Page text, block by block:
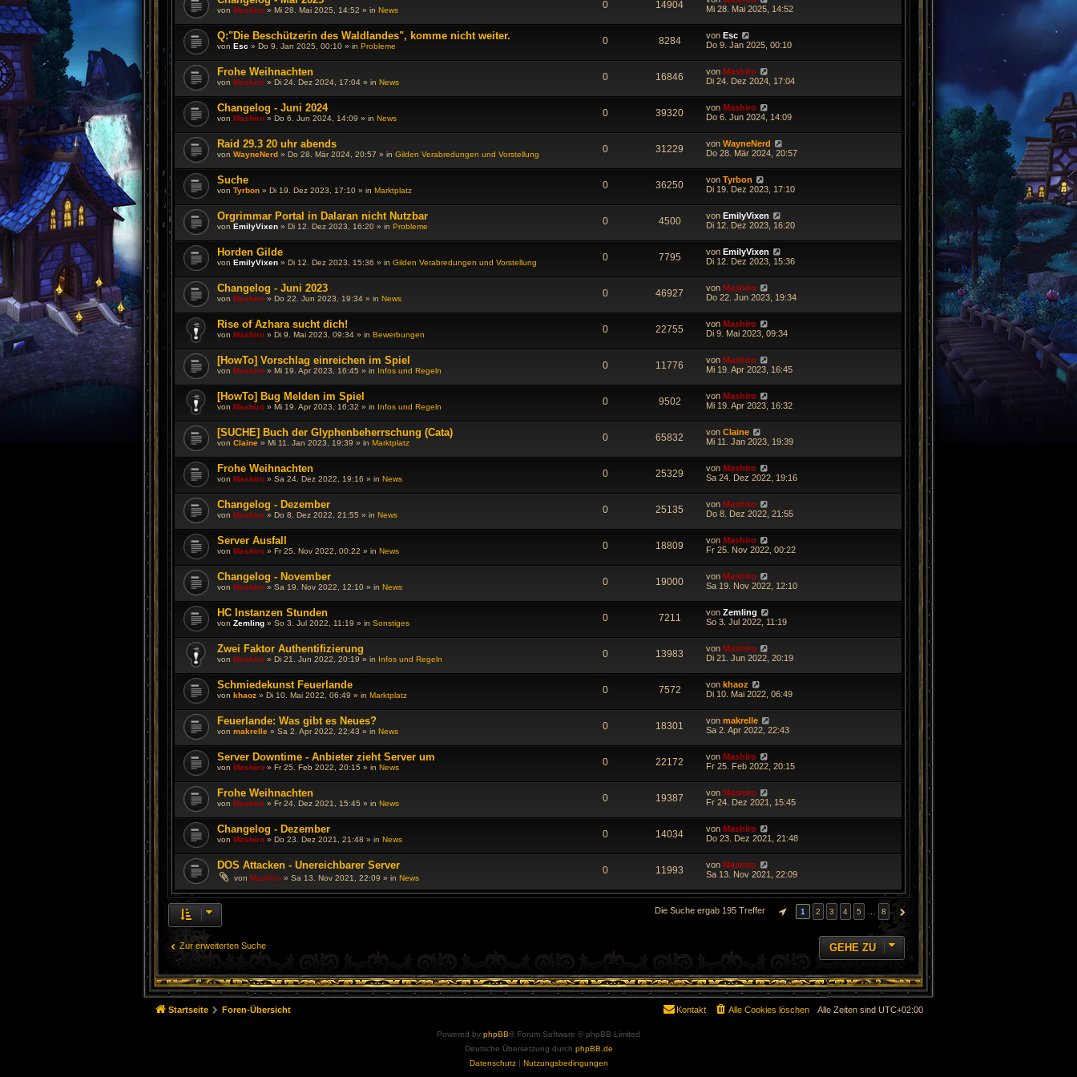
von Mashiro » Mi 28. Mai 2025, 14:52 » in News 0 14904
Mi 28. Mai 2025, 14:52
Q:"Die Beschützerin des Waldlandes", komme nicht weiter.
von Esc » Do 9. Jan 2025, 00:10 » in Probleme 0 8284 von Esc
Do 9. Jan 2025, 00:10
Frohe Weihnachten
von Mashiro » Di 24. Dez 2024, 17:04 » in News 0 16846 von Mashiro
Di 24. Dez 2024, 17:04
Changelog - Juni 2024
von Mashiro » Do 6. Jun 2024, 14:09 » in News 0 39320 von Mashiro
Do 6. Jun 2024, 14:09
Raid 29.3 20 uhr abends
von WayneNerd » Do 28. Mär 2024, 20:57 » in Gilden Verabredungen und Vorstellung 0 31229 von WayneNerd
Do 28. Mär 2024, 20:57
Suche
von Tyrbon » Di 19. Dez 2023, 17:10 » in Marktplatz 0 36250 von Tyrbon
Di 19. Dez 2023, 17:10
Orgrimmar Portal in Dalaran nicht Nutzbar
von EmilyVixen » Di 12. Dez 2023, 16:20 » in Probleme 0 4500 von EmilyVixen
Di 12. Dez 2023, 16:20
Horden Gilde
von EmilyVixen » Di 12. Dez 2023, 15:36 » in Gilden Verabredungen und Vorstellung 0 7795 von EmilyVixen
Di 12. Dez 2023, 15:36
Changelog - Juni 2023
von Mashiro » Do 22. Jun 2023, 19:34 » in News 0 46927 von Mashiro
Do 22. Jun 2023, 19:34
Rise of Azhara sucht dich!
von Mashiro » Di 9. Mai 2023, 09:34 » in Bewerbungen 0 22755 von Mashiro
Di 9. Mai 2023, 09:34
[HowTo] Vorschlag einreichen im Spiel
von Mashiro » Mi 19. Apr 2023, 16:45 » in Infos und Regeln 0 11776 von Mashiro
Mi 19. Apr 2023, 16:45
[HowTo] Bug Melden im Spiel
von Mashiro » Mi 19. Apr 2023, 16:32 » in Infos und Regeln 0 9502 von Mashiro
Mi 19. Apr 2023, 16:32
[SUCHE] Buch der Glyphenbeherrschung (Cata)
von Claine » Mi 11. Jan 2023, 19:39 » in Marktplatz 0 65832 von Claine
Mi 11. Jan 2023, 19:39
Frohe Weihnachten
von Mashiro » Sa 24. Dez 2022, 19:16 » in News 0 25329 von Mashiro
Sa 24. Dez 2022, 19:16
Changelog - Dezember
von Mashiro » Do 8. Dez 2022, 21:55 » in News 0 25135 von Mashiro
Do 8. Dez 2022, 21:55
Server Ausfall
von Mashiro » Fr 25. Nov 2022, 00:22 » in News 0 18809 von Mashiro
Fr 25. Nov 2022, 00:22
Changelog - November
von Mashiro » Sa 19. Nov 2022, 12:10 » in News 0 19000 von Mashiro
Sa 19. Nov 2022, 12:10
HC Instanzen Stunden
von Zemling » So 3. Jul 2022, 11:19 » in Sonstiges 0 7211 von Zemling
So 3. Jul 2022, 11:19
Zwei Faktor Authentifizierung
von Mashiro » Di 21. Jun 2022, 20:19 » in Infos und Regeln 0 13983 von Mashiro
Di 21. Jun 2022, 20:19
Schmiedekunst Feuerlande
von khaoz » Di 10. Mai 2022, 06:49 » in Marktplatz 0 7572 von khaoz
Di 10. Mai 2022, 06:49
Feuerlande: Was gibt es Neues?
von makrelle » Sa 2. Apr 2022, 22:43 » in News 0 18301 von makrelle
Sa 2. Apr 2022, 22:43
Server Downtime - Anbieter zieht Server um
von Mashiro » Fr 25. Feb 2022, 20:15 » in News 0 22172 von Mashiro
Fr 25. Feb 2022, 20:15
Frohe Weihnachten
von Mashiro » Fr 24. Dez 2021, 15:45 » in News 0 19387 von Mashiro
Fr 24. Dez 2021, 15:45
Changelog - Dezember
von Mashiro » Do 23. Dez 2021, 21:48 » in News 0 14034 von Mashiro
Do 23. Dez 2021, 21:48
DOS Attacken - Unereichbarer Server
von Mashiro » Sa 13. Nov 2021, 22:09 » in News
0 11993 von Mashiro
Sa 13. Nov 2021, 22:09
Die Suche ergab 195 Treffer SEITE VON8
1 2 3 4 5 8 NÄCHSTE
Zur erweiterten Suche GEHE ZU
Startseite Foren-Übersicht Alle Zeiten sind UTC+02:00
Alle Cookies löschen
Kontakt
Powered by phpBB® Forum Software © phpBB Limited
Deutsche Übersetzung durch phpBB.de
Datenschutz| Nutzungsbedingungen